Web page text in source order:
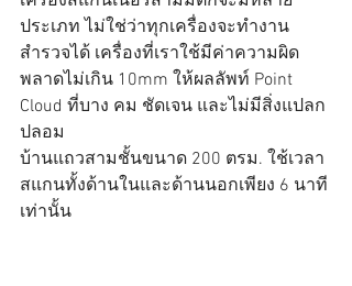
ประเภท ไม่ใช่ว่าทุกเครื่องจะทำงาน
สำรวจได้ เครื่องที่เราใช้มีค่าความผิด
พลาดไม่เกิน 10mm ให้ผลลัพท์ Point
Cloud ที่บาง คม ชัดเจน และไม่มีสิ่งแปลก
ปลอม
บ้านแถวสามชั้นขนาด 200 ตรม. ใช้เวลา
สแกนทั้งด้านในและด้านนอกเพียง 6 นาที
เท่านั้น